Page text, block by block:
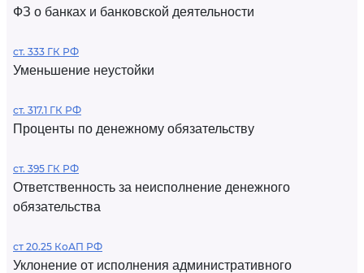
ФЗ о банках и банковской деятельности
ст. 333 ГК РФ
Уменьшение неустойки
ст. 317.1 ГК РФ
Проценты по денежному обязательству
ст. 395 ГК РФ
Ответственность за неисполнение денежного
обязательства
ст 20.25 КоАП РФ
Уклонение от исполнения административного